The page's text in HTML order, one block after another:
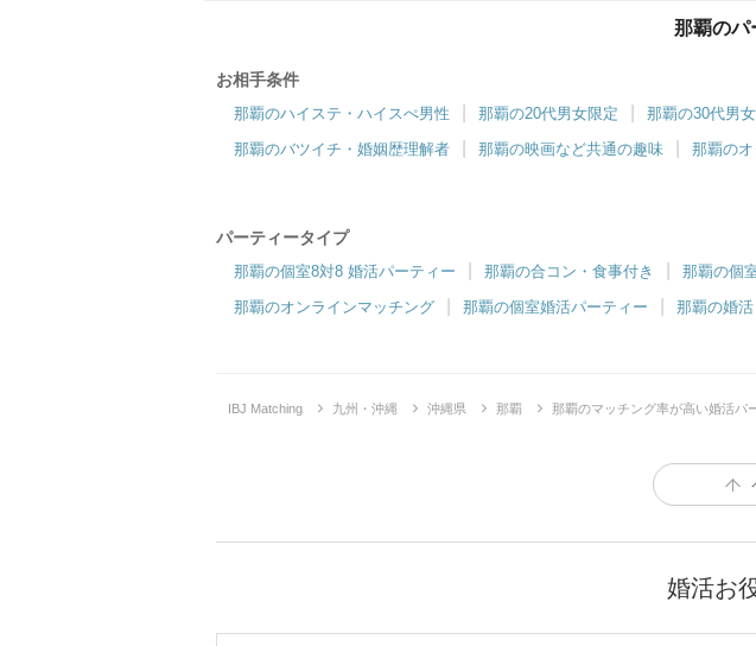
ツヴァイ那覇
那覇のパ
お相手条件
那覇のハイステ・ハイスぺ男性 那覇の20代男女限定 那覇の30代男
那覇のバツイチ・婚姻歴理解者
那覇の映画など共通の趣味 那覇の
パーティータイプ
那覇の個室8対8 婚活パーティー 那覇の合コン・食事付き 那覇の個
那覇のオンラインマッチング
那覇の個室婚活パーティー 那覇の婚
IBJ Matching 九州・沖縄 沖縄県 那覇 那覇のマッチング率が高い婚活パ
婚活お